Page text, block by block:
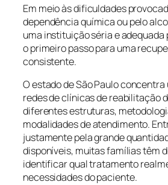
Em meio às dificuldades
dependência química ou pelo
uma instituição séria e
o primeiro passo para uma
consistente.
O estado de São Paulo
redes de clínicas de reabilitação
diferentes estruturas,
modalidades de atendimento.
justamente pela grande
disponíveis, muitas famílias têm
identificar qual tratamento
necessidades do paciente.